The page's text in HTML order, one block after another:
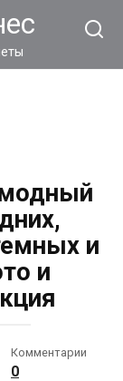
и
и
Комментарии
0